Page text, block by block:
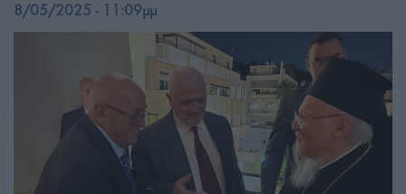
8/05/2025 - 11:09μμ